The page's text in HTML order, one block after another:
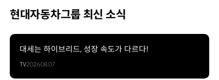
현대자동차그룹 최신 소식
대세는 하이브리드, 성장 속도가 다르다!
TV2026.08.07